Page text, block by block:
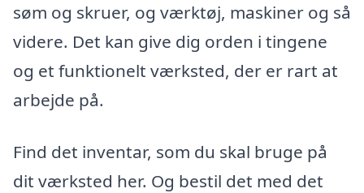
søm og skruer, og værktøj, maskiner og så
videre. Det kan give dig orden i tingene
og et funktionelt værksted, der er rart at
arbejde på.
Find det inventar, som du skal bruge på
dit værksted her. Og bestil det med det